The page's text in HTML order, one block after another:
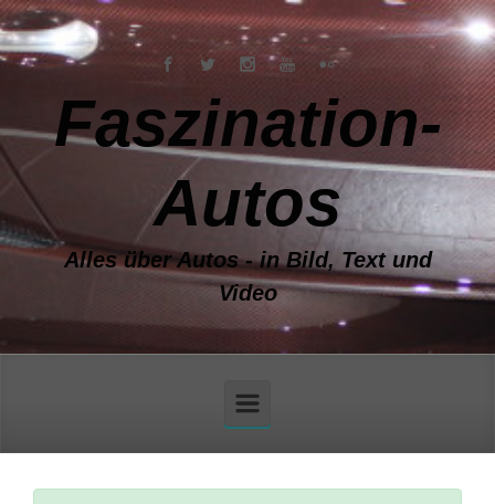
Zum Hauptinhalt springen
Faszination-
Autos
Alles über Autos - in Bild, Text und
Video